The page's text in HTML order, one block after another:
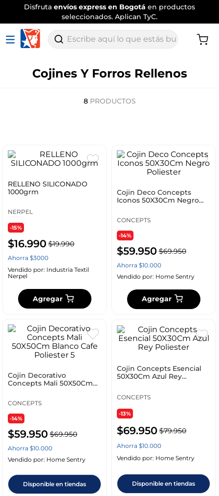
Disfruta envíos express en Bogotá en productos
seleccionados. Aplican TyC.
Escribe aquí lo que estás buscando
Cojines Y Forros Rellenos
8 PRODUCTOS
RELLENO SILICONADO
1000grm
NERPEL
-15%
$16.990 $19.990
Ahorra $3000
Vendido por: Industria Textil
Nerpel
Agregar
Cojin Deco Concepts
Iconos 50X30Cm Negro
CONCEPTS
-14%
$59.950 $69.950
Ahorra $10.000
Vendido por: Home Sentry
Agregar
Cojin Decorativo
Concepts Mali 50X50Cm
CONCEPTS
-14%
$59.950 $69.950
Ahorra $10.000
Vendido por: Home Sentry
Disponible en tiendas
Cojin Concepts Esencial
50X30Cm Azul Rey
CONCEPTS
-13%
$69.950 $79.950
Ahorra $10.000
Vendido por: Home Sentry
Disponible en tiendas